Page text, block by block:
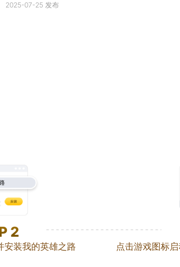
忍者题材的放置RPG吗？雷电模拟器凭借其卓越
2025-07-25 发布
2
安装我的英雄之路 点击游戏图标